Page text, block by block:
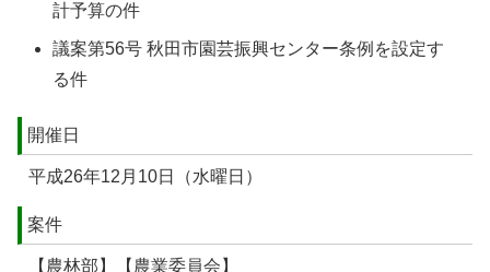
計予算の件
議案第56号 秋田市園芸振興センター条例を設定す
る件
開催日
平成26年12月10日（水曜日）
案件
【農林部】【農業委員会】